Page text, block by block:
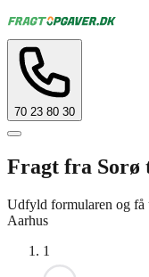
70 23 80 30
Fragt fra Sorø
Udfyld formularen og få
Aarhus
1